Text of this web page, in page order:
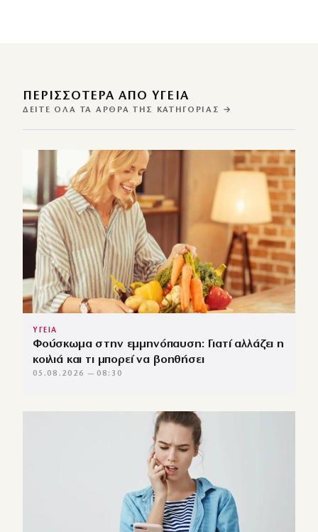
ΠΕΡΙΣΣΌΤΕΡΑ ΑΠΌ ΥΓΕΙΑ
ΔΕΊΤΕ ΌΛΑ ΤΑ ΆΡΘΡΑ ΤΗΣ ΚΑΤΗΓΟΡΊΑΣ →
ΥΓΕΙΑ
Φούσκωμα στην εμμηνόπαυση: Γιατί αλλάζει η
κοιλιά και τι μπορεί να βοηθήσει
05.08.2026 — 08:30